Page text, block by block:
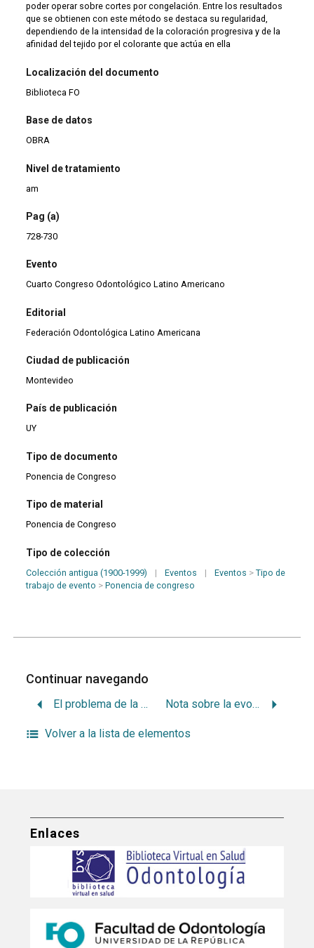
poder operar sobre cortes por congelación. Entre los resultados
que se obtienen con este método se destaca su regularidad,
dependiendo de la intensidad de la coloración progresiva y de la
afinidad del tejido por el colorante que actúa en ella
Localización del documento
Biblioteca FO
Base de datos
OBRA
Nivel de tratamiento
am
Pag (a)
728-730
Evento
Cuarto Congreso Odontológico Latino Americano
Editorial
Federación Odontológica Latino Americana
Ciudad de publicación
Montevideo
País de publicación
UY
Tipo de documento
Ponencia de Congreso
Tipo de material
Ponencia de Congreso
Tipo de colección
Colección antigua (1900-1999) | Eventos | Eventos >Tipo de
trabajo de evento >Ponencia de congreso
Continuar navegando
El problema de la radioscopía dental en la actualidad Nota sobre la evolución y fragmentación de las fibras nerviosas intraepidérmicas
Volver a la lista de elementos
Enlaces